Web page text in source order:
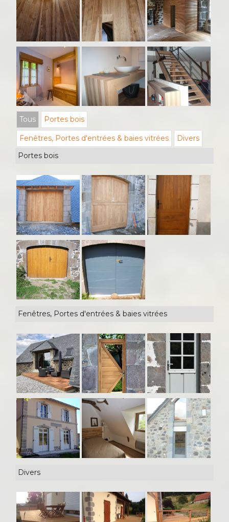
Tous Portes bois
Fenêtres, Portes d'entrées & baies vitrées
Divers
Portes bois
Fenêtres, Portes d'entrées & baies vitrées
Divers